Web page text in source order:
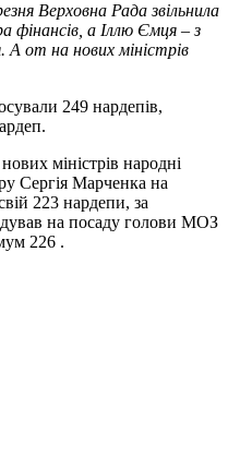
Верховна Рада звільнила
фінансів, а Іллю Ємця – з
А от на нових міністрів
249 нардепів,
міністрів народні
Сергія Марченка на
223 нардепи, за
на посаду голови МОЗ
226 .